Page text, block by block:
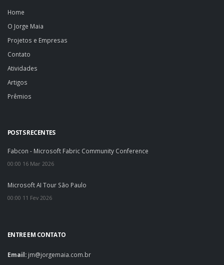
Home
O Jorge Maia
Projetos e Empresas
Contato
Atividades
Artigos
Prêmios
POSTS RECENTES
Fabcon - Microsoft Fabric Community Conference
00:00 16 Mar 2026
Microsoft AI Tour São Paulo
00:00 11 Fev 2026
ENTRE EM CONTATO
Email: jm@jorgemaia.com.br